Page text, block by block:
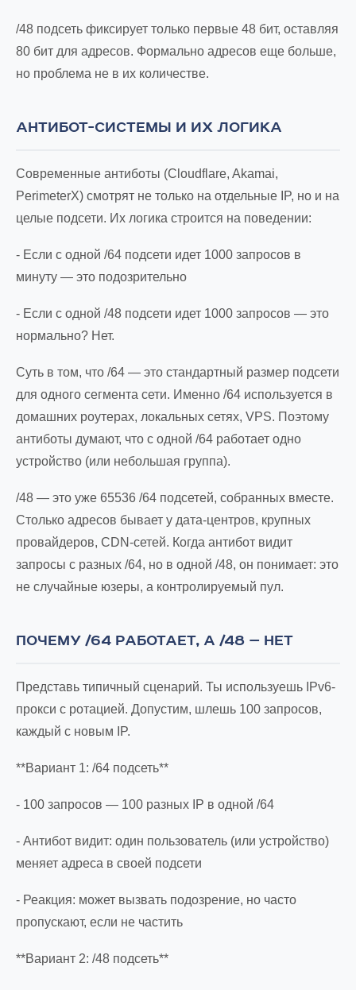
/48 подсеть фиксирует только первые 48 бит, оставляя
80 бит для адресов. Формально адресов еще больше,
но проблема не в их количестве.
АНТИБОТ-СИСТЕМЫ И ИХ ЛОГИКА
Современные антиботы (Cloudflare, Akamai,
PerimeterX) смотрят не только на отдельные IP, но и на
целые подсети. Их логика строится на поведении:
- Если с одной /64 подсети идет 1000 запросов в
минуту — это подозрительно
- Если с одной /48 подсети идет 1000 запросов — это
нормально? Нет.
Суть в том, что /64 — это стандартный размер подсети
для одного сегмента сети. Именно /64 используется в
домашних роутерах, локальных сетях, VPS. Поэтому
антиботы думают, что с одной /64 работает одно
устройство (или небольшая группа).
/48 — это уже 65536 /64 подсетей, собранных вместе.
Столько адресов бывает у дата-центров, крупных
провайдеров, CDN-сетей. Когда антибот видит
запросы с разных /64, но в одной /48, он понимает: это
не случайные юзеры, а контролируемый пул.
ПОЧЕМУ /64 РАБОТАЕТ, А /48 — НЕТ
Представь типичный сценарий. Ты используешь IPv6-
прокси с ротацией. Допустим, шлешь 100 запросов,
каждый с новым IP.
**Вариант 1: /64 подсеть**
- 100 запросов — 100 разных IP в одной /64
- Антибот видит: один пользователь (или устройство)
меняет адреса в своей подсети
- Реакция: может вызвать подозрение, но часто
пропускают, если не частить
**Вариант 2: /48 подсеть**